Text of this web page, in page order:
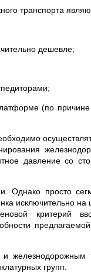
транспорта
дешевле;
(по причине
давление со
Однако просто
исключительно
критерий
железнодорожным
групп.